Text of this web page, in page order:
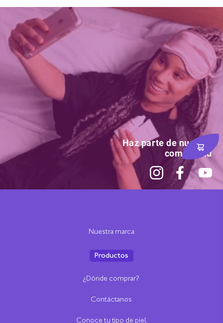
Nuestra marca
Productos
¿Dónde comprar?
Contáctanos
Conoce tu tipo de piel
Haz parte de nuestra
comunidad